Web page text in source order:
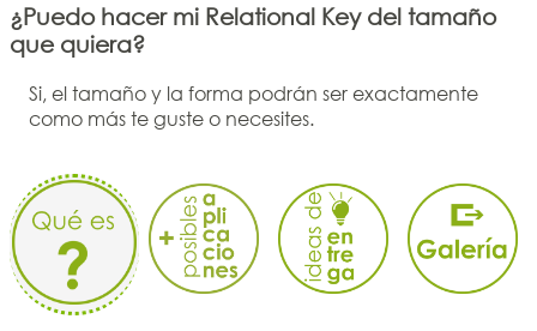
¿Puedo hacer mi Relational Key del tamaño
que quiera?
Si, el tamaño y la forma podrán ser exactamente
como más te guste o necesites.